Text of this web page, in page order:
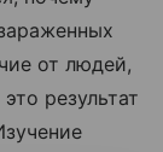
от людей,
результат